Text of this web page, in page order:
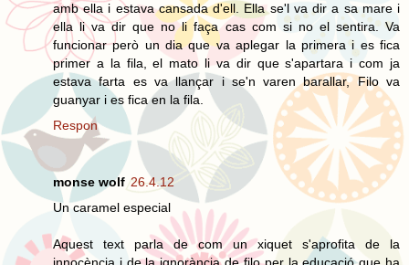
amb ella i estava cansada d'ell. Ella se'l va dir a sa mare i
ella li va dir que no li faça cas com si no el sentira. Va
funcionar però un dia que va aplegar la primera i es fica
primer a la fila, el mato li va dir que s'apartara i com ja
estava farta es va llançar i se'n varen barallar, Filo va
guanyar i es fica en la fila.
Respon
monse wolf 26.4.12
Un caramel especial
Aquest text parla de com un xiquet s'aprofita de la